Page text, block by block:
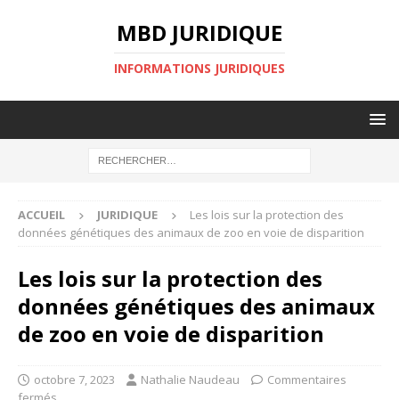
MBD JURIDIQUE
INFORMATIONS JURIDIQUES
ACCUEIL JURIDIQUE
Les lois sur la protection des
données génétiques des animaux de zoo en voie de disparition
Les lois sur la protection des
données génétiques des animaux
de zoo en voie de disparition
octobre 7, 2023 Nathalie Naudeau
Commentaires